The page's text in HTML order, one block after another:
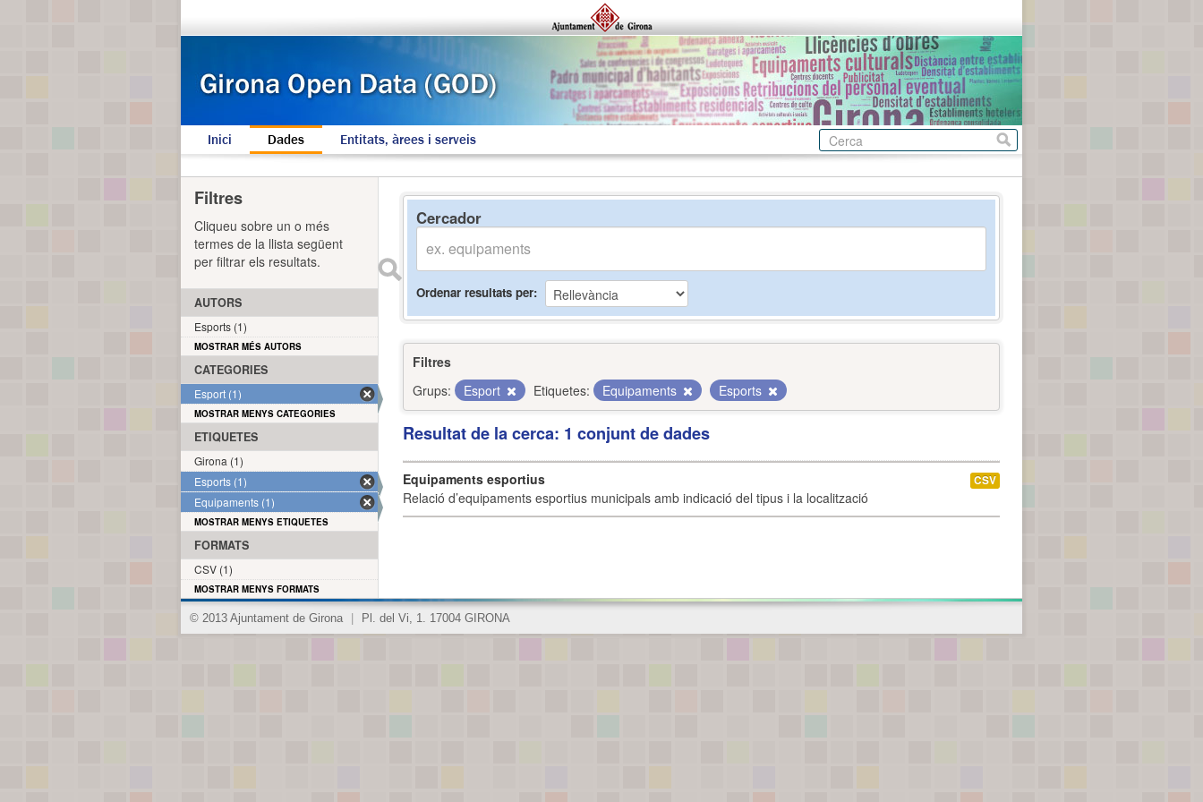
Inici Dades Entitats, àrees i serveis
Cercador
Ordenar resultats per
Filtres
Grups:
Esport Etiquetes: Equipaments Esports
Resultat de la cerca: 1 conjunt de dades
Equipaments esportius
Relació d’equipaments esportius municipals amb indicació del tipus i la localització
CSV
Filtres
Cliqueu sobre un o més
termes de la llista següent
per filtrar els resultats.
AUTORS
Esports (1)
MOSTRAR MÉS AUTORS
CATEGORIES
Esport (1)
MOSTRAR MENYS CATEGORIES
ETIQUETES
Girona (1)
Esports (1)
Equipaments (1)
MOSTRAR MENYS ETIQUETES
FORMATS
CSV (1)
MOSTRAR MENYS FORMATS
© 2013 Ajuntament de Girona Pl. del Vi, 1. 17004 GIRONA